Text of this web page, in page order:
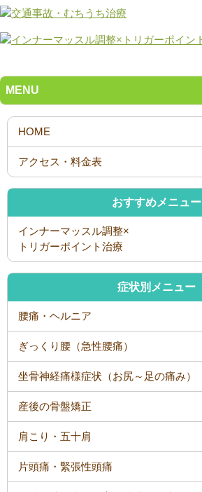
MENU
おすすめメニュー
インナーマッスル調整×
トリガーポイント治療
症状別メニュー
腰痛・ヘルニア
ぎっくり腰（急性腰痛）
坐骨神経痛様症状（お尻～足の痛み）
産後の骨盤矯正
肩こり・五十肩
片頭痛・緊張性頭痛